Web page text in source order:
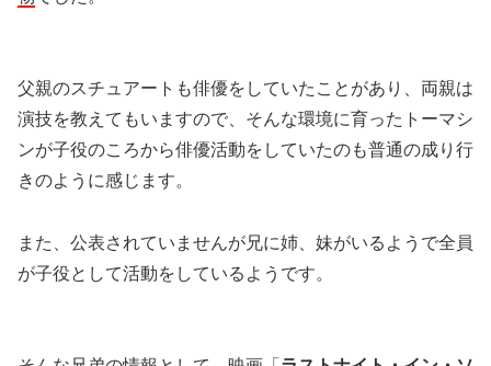
父親のスチュアートも俳優をしていたことがあり、両親は
演技を教えてもいますので、そんな環境に育ったトーマシ
ンが子役のころから俳優活動をしていたのも普通の成り行
きのように感じます。
また、公表されていませんが兄に姉、妹がいるようで全員
が子役として活動をしているようです。